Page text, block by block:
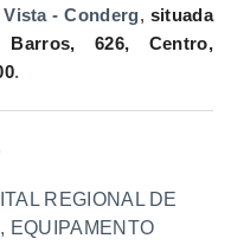
- Conderg, situada
626, Centro,
.
REGIONAL DE
EQUIPAMENTO